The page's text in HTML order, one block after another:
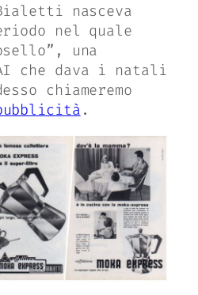
nasceva
nel quale
una
che dava i natali
chiameremo
.